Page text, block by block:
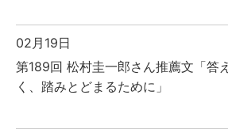
02月19日
第189回 松村圭一郎さん推薦文「答
く、踏みとどまるために」